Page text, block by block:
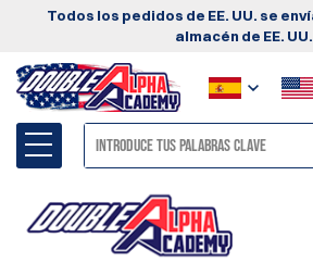
Todos los pedidos de EE. UU. se
almacén de EE. UU.